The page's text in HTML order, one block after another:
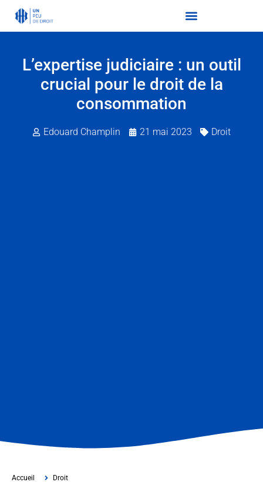
L’expertise judiciaire : un outil
crucial pour le droit de la
consommation
Edouard Champlin 21 mai 2023 Droit
Accueil
Droit